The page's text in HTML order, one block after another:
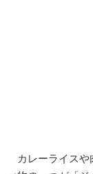
カレーライスや